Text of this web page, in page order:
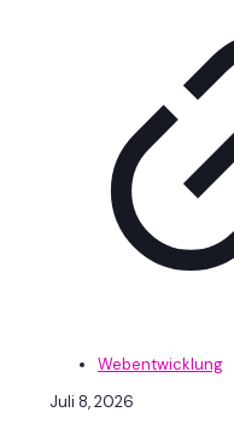
Webentwicklung
Juli 8, 2026